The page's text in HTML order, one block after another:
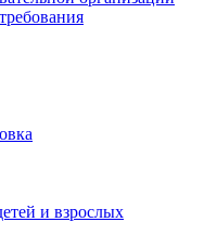
и взрослых